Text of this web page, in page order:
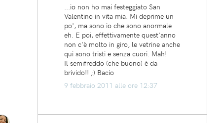
...io non ho mai festeggiato San
Valentino in vita mia. Mi deprime un
po', ma sono io che sono anormale
eh. E poi, effettivamente quest'anno
non c'è molto in giro, le vetrine anche
qui sono tristi e senza cuori. Mah!
Il semifreddo (che buono) è da
brivido!! ;) Bacio
9 febbraio 2011 alle ore 12:37